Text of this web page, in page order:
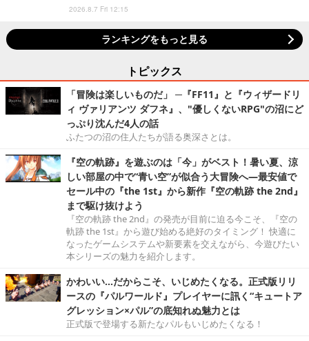
2026.8.7 Fri 12:15
ランキングをもっと見る
トピックス
「冒険は楽しいものだ」 ─『FF11』と『ウィザードリ
ィ ヴァリアンツ ダフネ』、"優しくないRPG"の沼にど
っぷり沈んだ4人の話
ふたつの沼の住人たちが語る奥深さとは。
『空の軌跡』を遊ぶのは「今」がベスト！暑い夏、涼
しい部屋の中で“青い空”が似合う大冒険へ―最安値で
セール中の『the 1st』から新作『空の軌跡 the 2nd』
まで駆け抜けよう
『空の軌跡 the 2nd』の発売が目前に迫る今こそ、『空の
軌跡 the 1st』から遊び始める絶好のタイミング！ 快適に
なったゲームシステムや新要素を交えながら、今遊びたい
本シリーズの魅力を紹介します。
かわいい…だからこそ、いじめたくなる。正式版リリ
ースの『パルワールド』プレイヤーに訊く“キュートア
グレッション×パル”の底知れぬ魅力とは
正式版で登場する新たなパルもいじめたくなる！